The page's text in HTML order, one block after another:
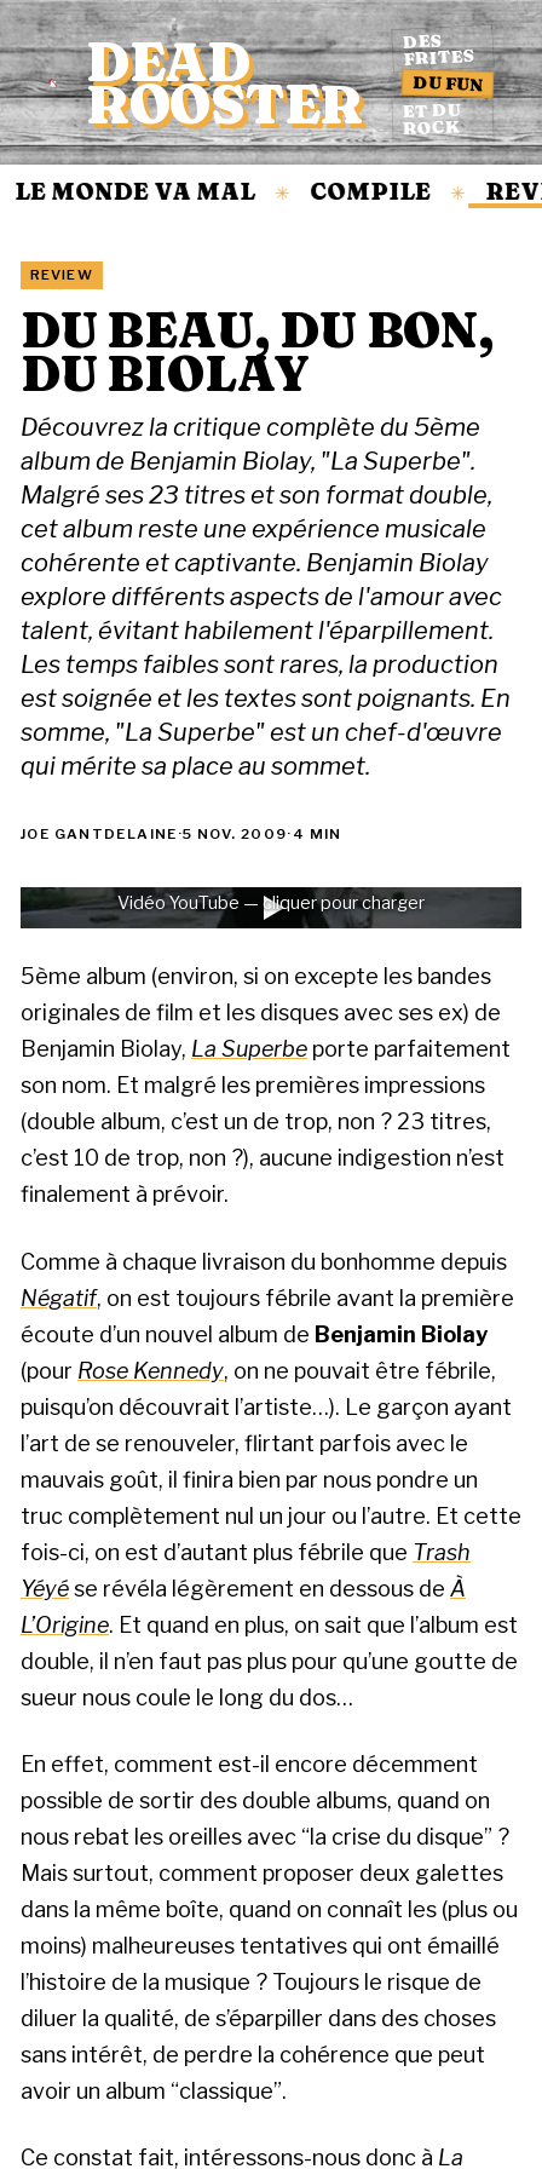
Accueil
DEAD
ROOSTER
DES
FRITES
DU FUN
ET DU
ROCK
MONDE VA MAL ✳ COMPILE ✳
REVIEW
DU BEAU, DU BON,
DU BIOLAY
Découvrez la critique complète du 5ème
album de Benjamin Biolay, "La Superbe".
Malgré ses 23 titres et son format double,
cet album reste une expérience musicale
cohérente et captivante. Benjamin Biolay
explore différents aspects de l'amour avec
talent, évitant habilement l'éparpillement.
Les temps faibles sont rares, la production
est soignée et les textes sont poignants. En
somme, "La Superbe" est un chef-d'œuvre
qui mérite sa place au sommet.
JOE GANTDELAINE ·5 NOV. 2009· 4 MIN
Vidéo YouTube — cliquer pour charger
5ème album (environ, si on excepte les bandes
originales de film et les disques avec ses ex) de
Benjamin Biolay, La Superbe porte parfaitement
son nom. Et malgré les premières impressions
(double album, c’est un de trop, non ? 23 titres,
c’est 10 de trop, non ?), aucune indigestion n’est
finalement à prévoir.
Comme à chaque livraison du bonhomme depuis
Négatif, on est toujours fébrile avant la première
écoute d’un nouvel album de Benjamin Biolay
(pour Rose Kennedy, on ne pouvait être fébrile,
puisqu’on découvrait l’artiste…). Le garçon ayant
l’art de se renouveler, flirtant parfois avec le
mauvais goût, il finira bien par nous pondre un
truc complètement nul un jour ou l’autre. Et cette
fois-ci, on est d’autant plus fébrile que Trash
Yéyése révéla légèrement en dessous de À
L’Origine. Et quand en plus, on sait que l’album est
double, il n’en faut pas plus pour qu’une goutte de
sueur nous coule le long du dos…
En effet, comment est-il encore décemment
possible de sortir des double albums, quand on
nous rebat les oreilles avec “la crise du disque” ?
Mais surtout, comment proposer deux galettes
dans la même boîte, quand on connaît les (plus ou
moins) malheureuses tentatives qui ont émaillé
l’histoire de la musique ? Toujours le risque de
diluer la qualité, de s’éparpiller dans des choses
sans intérêt, de perdre la cohérence que peut
avoir un album “classique”.
Ce constat fait, intéressons-nous donc à La